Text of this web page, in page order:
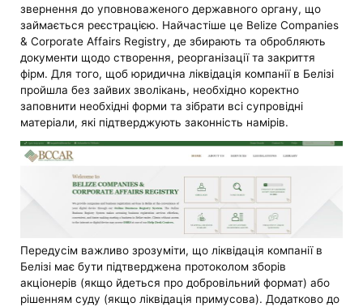
звернення до уповноваженого державного органу, що
займається реєстрацією. Найчастіше це Belize Companies
& Corporate Affairs Registry, де збирають та обробляють
документи щодо створення, реорганізації та закриття
фірм. Для того, щоб юридична ліквідація компанії в Белізі
пройшла без зайвих зволікань, необхідно коректно
заповнити необхідні форми та зібрати всі супровідні
матеріали, які підтверджують законність намірів.
Передусім важливо зрозуміти, що ліквідація компанії в
Белізі має бути підтверджена протоколом зборів
акціонерів (якщо йдеться про добровільний формат) або
рішенням суду (якщо ліквідація примусова). Додатково до